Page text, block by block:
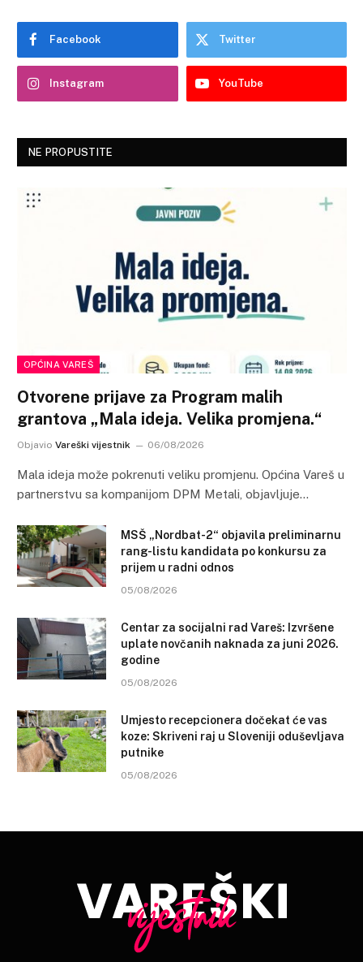
Facebook Twitter
Instagram YouTube
NE PROPUSTITE
OPĆINA VAREŠ
Otvorene prijave za Program malih
grantova „Mala ideja. Velika promjena.“
Objavio Vareški vijestnik 06/08/2026
Mala ideja može pokrenuti veliku promjenu. Općina Vareš u
partnerstvu sa kompanijom DPM Metali, objavljuje…
MSŠ „Nordbat-2“ objavila preliminarnu
rang-listu kandidata po konkursu za
prijem u radni odnos
05/08/2026
Centar za socijalni rad Vareš: Izvršene
uplate novčanih naknada za juni 2026.
godine
05/08/2026
Umjesto recepcionera dočekat će vas
koze: Skriveni raj u Sloveniji oduševljava
putnike
05/08/2026